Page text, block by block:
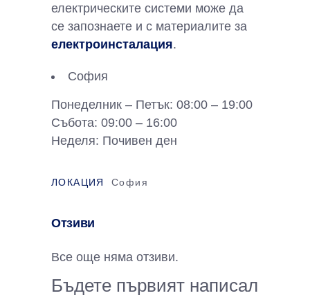
електрическите системи може да
се запознаете и с материалите за
електроинсталация.
София
Понеделник – Петък: 08:00 – 19:00
Събота: 09:00 – 16:00
Неделя: Почивен ден
ЛОКАЦИЯ София
Отзиви
Все още няма отзиви.
Бъдете първият написал